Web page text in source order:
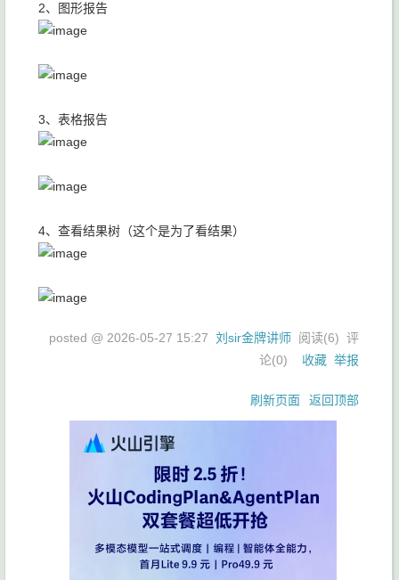
2、图形报告
3、表格报告
4、查看结果树（这个是为了看结果）
posted @ 2026-05-27 15:27 刘sir金牌讲师 阅读(6) 评
论(0) 收藏 举报
刷新页面 返回顶部